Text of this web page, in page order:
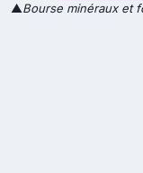
▲Bourse minéraux et